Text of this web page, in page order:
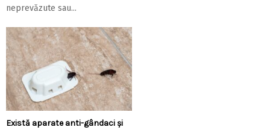
neprevăzute sau...
Există aparate anti-gândaci și